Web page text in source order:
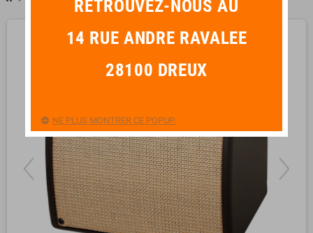
RETROUVEZ-NOUS AU
14 RUE ANDRE RAVALEE
28100 DREUX
NE PLUS MONTRER CE POPUP.